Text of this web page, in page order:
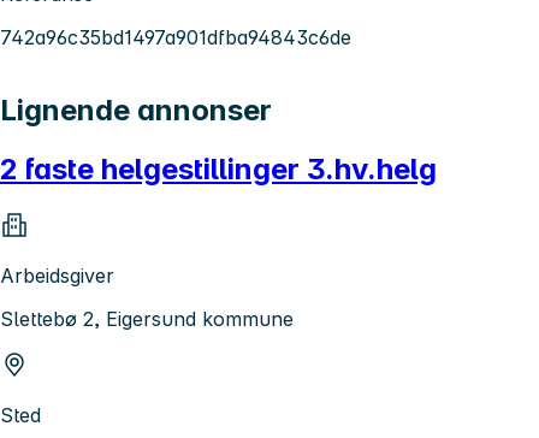
742a96c35bd1497a901dfba94843c6de
Lignende annonser
2 faste helgestillinger 3.hv.helg
Arbeidsgiver
Slettebø 2, Eigersund kommune
Sted